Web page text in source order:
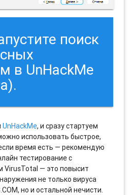
поиск
в UnHackMe
UnHackMe, и сразу стартуем
использовать быстрое,
время есть — рекомендую
тестирование с
VirusTotal — это повысит
не только вируса
но и остальной нечисти.